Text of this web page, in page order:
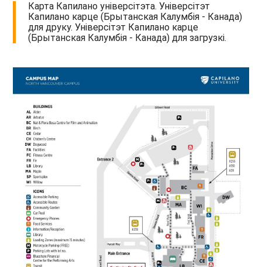
Карта Капилано універсітэта. Універсітэт
Капилано карце (Брытанская Калумбія - Канада)
для друку. Універсітэт Капилано карце
(Брытанская Калумбія - Канада) для загрузкі.